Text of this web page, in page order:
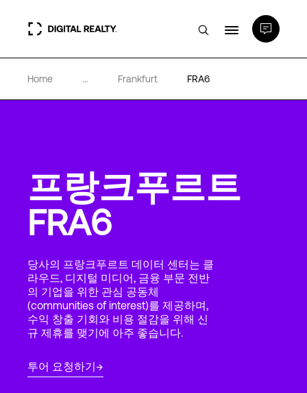
데이터 센터
파트너
전문성 및 리소스
소개
Language
로그인
Home ... Frankfurt FRA6
프랑크푸르트
FRA6
당사의 프랑크푸르트 데이터 센터는 클
라우드, 디지털 미디어, 금융 부문 전반
의 기업을 위한 관심 공동체
(communities of interest)를 제공하며,
수익 창출 기회와 비용 절감을 위해 신
규 제휴를 맺기에 아주 좋습니다.
투어 요청하기